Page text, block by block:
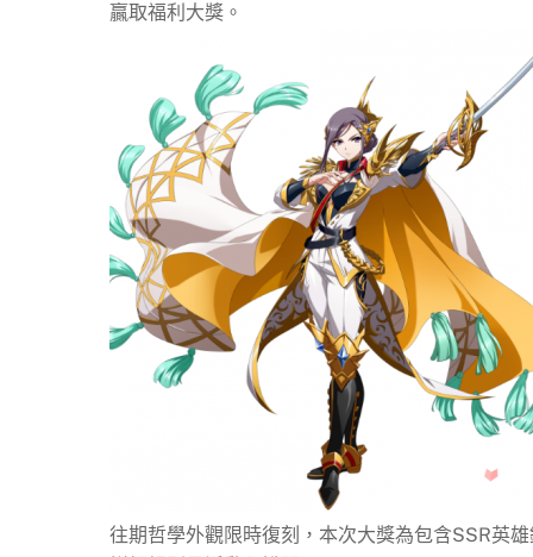
贏取福利大獎。
往期哲學外觀限時復刻，本次大獎為包含SSR英